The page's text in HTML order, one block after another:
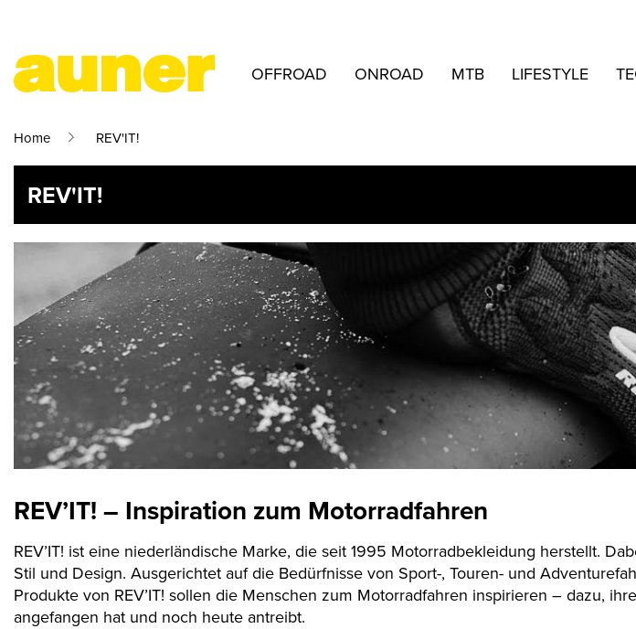
OFFROAD ONROAD MTB LIFESTYLE
Home REV'IT!
REV'IT!
REV’IT! – Inspiration zum Motorradfahren
REV’IT! ist eine niederländische Marke, die seit 1995 Motorradbekleidung herstellt.
Stil und Design. Ausgerichtet auf die Bedürfnisse von Sport-, Touren- und
Produkte von REV’IT! sollen die Menschen zum Motorradfahren inspirieren – dazu,
angefangen hat und noch heute antreibt.